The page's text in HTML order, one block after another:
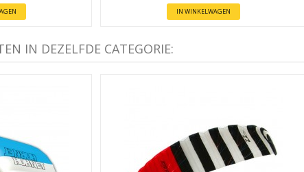
IN WINKELWAGEN
IN DEZELFDE CATEGORIE: